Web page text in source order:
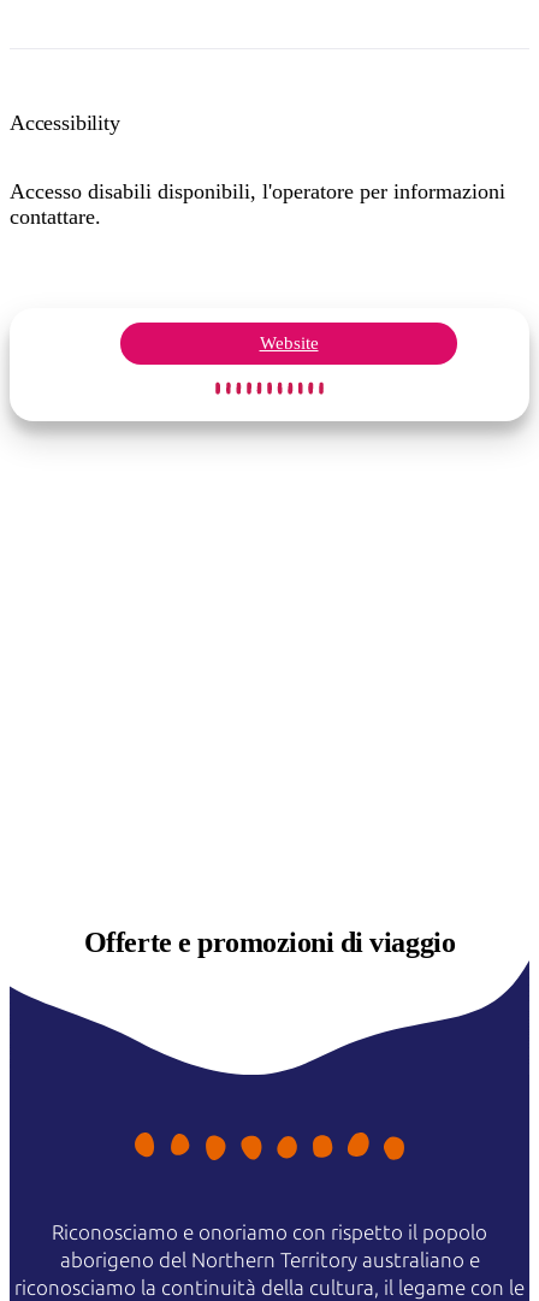
Accessibility
Accesso disabili disponibili, l'operatore per informazioni
contattare.
Website
Offerte epromozioni di viaggio
Riconosciamo e onoriamo con rispetto il popolo
aborigeno del Northern Territory australiano e
riconosciamo la continuità della cultura, il legame con le